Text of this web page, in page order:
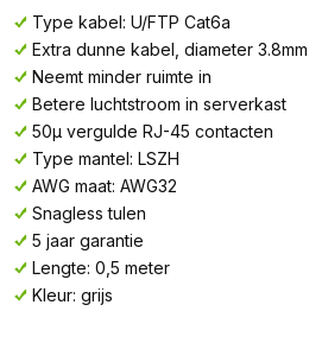
Type kabel: U/FTP Cat6a
Extra dunne kabel, diameter 3.8mm
Neemt minder ruimte in
Betere luchtstroom in serverkast
50µ vergulde RJ-45 contacten
Type mantel: LSZH
AWG maat: AWG32
Snagless tulen
5 jaar garantie
Lengte: 0,5 meter
Kleur: grijs